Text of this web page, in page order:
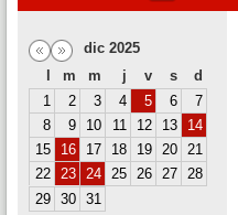
dic 2025
m m j v s
d
1
2 3 4 5 6
7
8
9 10 11 12 13
14
15
16 17 18 19 20 21
22 23 24 25 26 27 28
29 30 31